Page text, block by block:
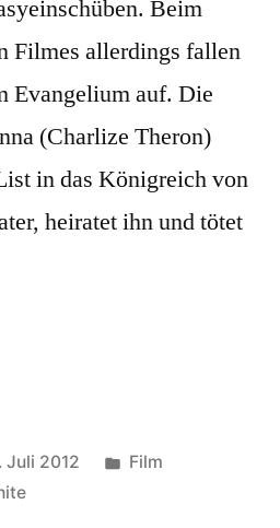
Beim
Filmes allerdings fallen
Evangelium auf. Die
(Charlize Theron)
in das Königreich von
heiratet ihn und tötet
Juli 2012
Veröffentlicht
Film